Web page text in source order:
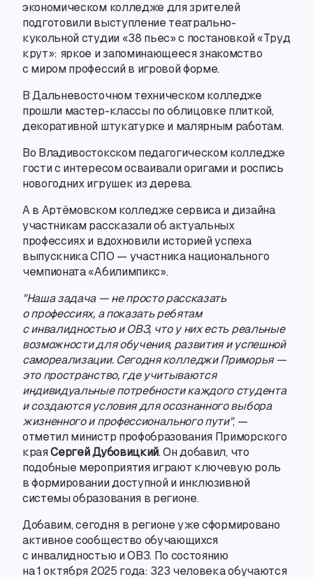
экономическомколледже для зрителей
подготовили выступление театрально-
кукольной студии «38 пьес» с постановкой «Труд
крут»: яркое и запоминающееся знакомство
с миром профессий в игровой форме.
В Дальневосточном техническом колледже
прошли мастер-классыпо облицовке плиткой,
декоративной штукатурке и малярным работам.
Во Владивостокском педагогическом колледже
гости с интересом осваивали оригами и роспись
новогодних игрушек из дерева.
А в Артёмовском колледже сервиса и дизайна
участникам рассказали об актуальных
профессиях и вдохновили историей успеха
выпускника СПО — участника национального
чемпионата «Абилимпикс».
"Наша задача — не просто рассказать
о профессиях, а показать ребятам
с инвалидностью и ОВЗ, что у них есть реальные
возможности для обучения, развития и успешной
самореализации. Сегодня колледжи Приморья —
это пространство, где учитываются
индивидуальные потребности каждого студента
и создаются условия для осознанного выбора
жизненного и профессионального пути", —
отметил министр профобразования Приморского
краяСергей Дубовицкий. Он добавил, что
подобные мероприятия играют ключевую роль
в формировании доступной и инклюзивной
системы образования в регионе.
Добавим,сегодня в регионе уже сформировано
активное сообщество обучающихся
с инвалидностью и ОВЗ. По состоянию
на 1 октября 2025 года: 323 человека обучаются